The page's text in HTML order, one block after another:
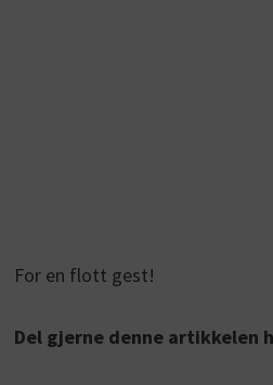
For en flott gest!
Del gjerne denne artikkelen